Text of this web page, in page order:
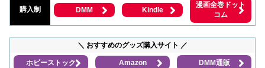
購入制 DMM Kindle
漫画全巻ドット
コム
＼ おすすめのグッズ購入サイト ／
ホビーストック Amazon DMM通販